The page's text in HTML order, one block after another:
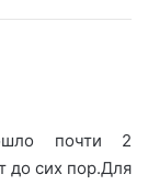
почти 2
до сих пор.Для